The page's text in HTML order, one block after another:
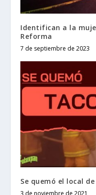
Identifican a la
Reforma
7 de septiembre de 2023
Se quemó el local